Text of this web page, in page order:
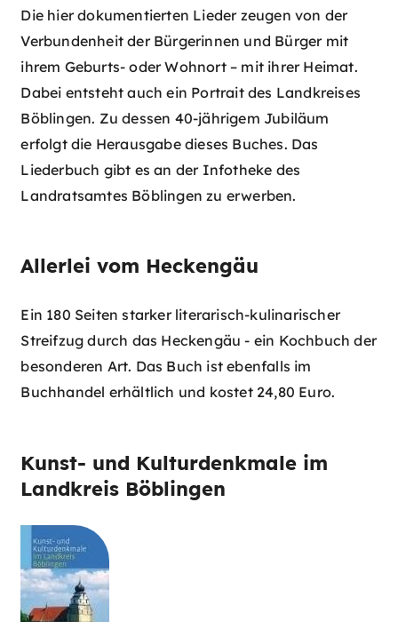
Die hier dokumentierten Lieder zeugen von der
Verbundenheit der Bürgerinnen und Bürger mit
ihrem Geburts- oder Wohnort – mit ihrer Heimat.
Dabei entsteht auch ein Portrait des Landkreises
Böblingen. Zu dessen 40-jährigem Jubiläum
erfolgt die Herausgabe dieses Buches. Das
Liederbuch gibt es an der Infotheke des
Landratsamtes Böblingen zu erwerben.
Allerlei vom Heckengäu
Ein 180 Seiten starker literarisch-kulinarischer
Streifzug durch das Heckengäu - ein Kochbuch der
besonderen Art. Das Buch ist ebenfalls im
Buchhandel erhältlich und kostet 24,80 Euro.
Kunst- und Kulturdenkmale im
Landkreis Böblingen